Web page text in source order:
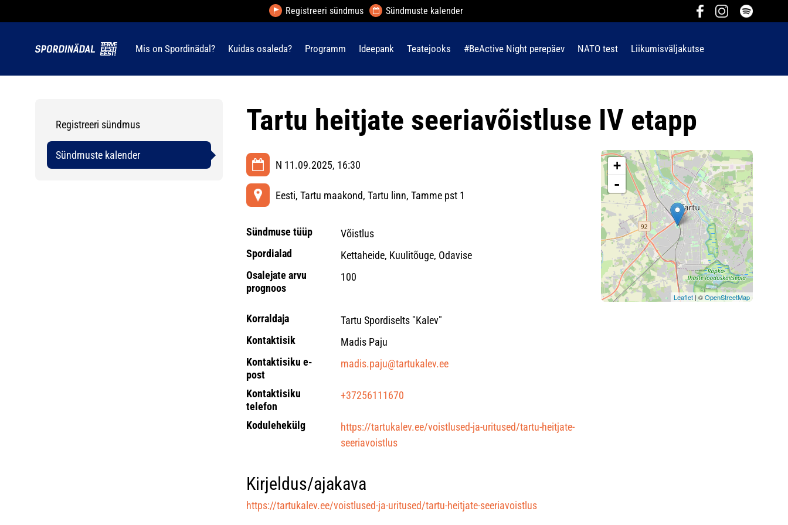
Registreeri sündmus Sündmuste kalender
Mis on Spordinädal? Kuidas osaleda? Programm Ideepank Teatejooks #BeActive Night perepäev NATO test Liikumisväljakutse
Registreeri sündmus
Sündmuste kalender
Tartu heitjate seeriavõistluse IV etapp
N 11.09.2025, 16:30
Eesti, Tartu maakond, Tartu linn, Tamme pst 1
Sündmuse tüüp
Võistlus
Spordialad
Kettaheide, Kuulitõuge, Odavise
Osalejate arvu
prognoos
100
Korraldaja
Tartu Spordiselts "Kalev"
Kontaktisik
Madis Paju
Kontaktisiku e-
post
madis.paju@tartukalev.ee
Kontaktisiku
telefon
+37256111670
Kodulehekülg
https://tartukalev.ee/voistlused-ja-uritused/tartu-heitjate-
seeriavoistlus
Kirjeldus/ajakava
https://tartukalev.ee/voistlused-ja-uritused/tartu-heitjate-seeriavoistlus
+
-
Leaflet| ©OpenStreetMap